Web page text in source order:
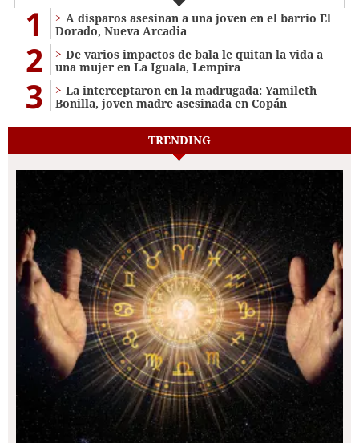
1
A disparos asesinan a una joven en el barrio El
Dorado, Nueva Arcadia
2
De varios impactos de bala le quitan la vida a
una mujer en La Iguala, Lempira
3
La interceptaron en la madrugada: Yamileth
Bonilla, joven madre asesinada en Copán
TRENDING